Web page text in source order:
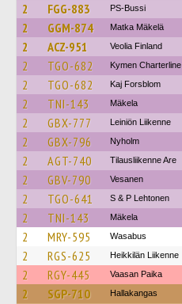
2 FGG-883 PS-Bussi
2 GGM-874 Matka Mäkelä
2 ACZ-951 Veolia Finland
2 TGO-682 Kymen Charterline
2 TGO-682 Kaj Forsblom
2 TNI-143 Mäkela
2 GBX-777 Leiniön Liikenne
2 GBX-796 Nyholm
2 AGT-740 Tilausliikenne Are
2 GBV-790 Vesanen
2 TGO-641 S & P Lehtonen
2 TNI-143 Mäkela
2 MRY-595 Wasabus
2 RGS-625 Heikkilän Liikenne
2 RGY-445 Vaasan Paika
2 SGP-710 Hallakangas